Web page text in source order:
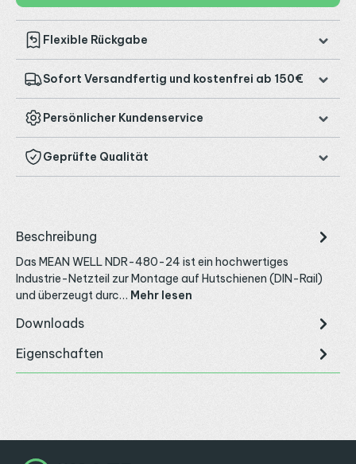
Flexible Rückgabe
Sofort Versandfertig und kostenfrei ab 150€
Persönlicher Kundenservice
Geprüfte Qualität
Beschreibung
Das MEAN WELL NDR-480-24 ist ein hochwertiges
Industrie-Netzteil zur Montage auf Hutschienen (DIN-Rail)
und überzeugt durc… Mehr lesen
Downloads
Eigenschaften